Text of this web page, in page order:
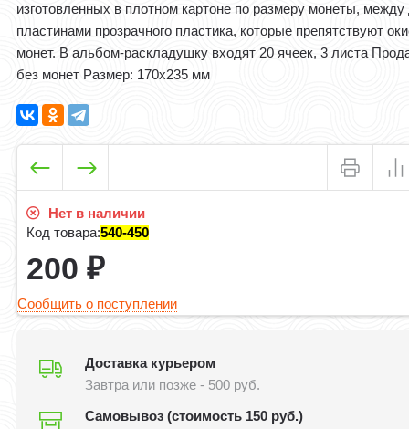
изготовленных в плотном картоне по размеру монеты,
пластинами прозрачного пластика, которые препятствуют
монет. В альбом-раскладушку входят 20 ячеек, 3 листа
без монет Размер: 170х235 мм​
Нет в наличии
Код товара:540-450
200₽
Сообщить о поступлении
Доставка курьером
Завтра или позже - 500 руб.
Самовывоз (стоимость 150 руб.)